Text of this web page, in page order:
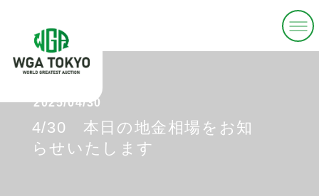
2025/04/30
4/30 本日の地金相場をお知
らせいたします